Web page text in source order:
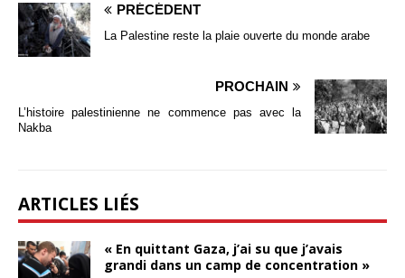
PRÉCÉDENT
La Palestine reste la plaie ouverte du monde arabe
PROCHAIN
L’histoire palestinienne ne commence pas avec la
Nakba
ARTICLES LIÉS
« En quittant Gaza, j’ai su que j’avais
grandi dans un camp de concentration »